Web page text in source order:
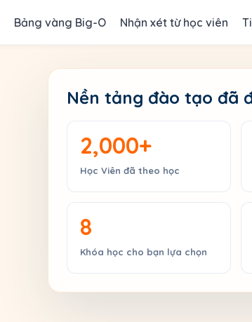
Bảng vàng Big-O Nhận xét từ học viên
Nền tảng đào tạo đã
2,000+
Học Viên đã theo học
8
Khóa học cho bạn lựa chọn